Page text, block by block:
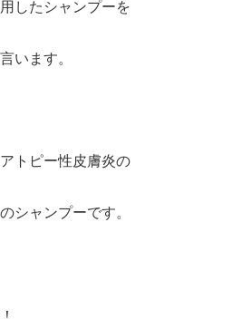
したシャンプーを
います。
トピー性皮膚炎の
シャンプーです。